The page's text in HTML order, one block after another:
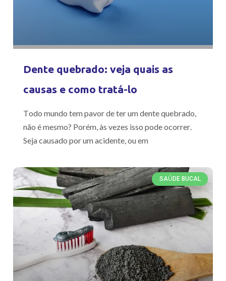
Dente quebrado: veja quais as
causas e como tratá-lo
Todo mundo tem pavor de ter um dente quebrado,
não é mesmo? Porém, às vezes isso pode ocorrer.
Seja causado por um acidente, ou em
SAÚDE BUCAL